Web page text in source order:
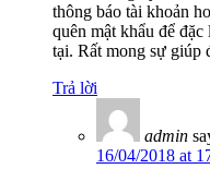
thông báo tài khoản
quên mật khẩu để
tại. Rất mong sự giúp
Trả lời
admin
16/04/2018 at